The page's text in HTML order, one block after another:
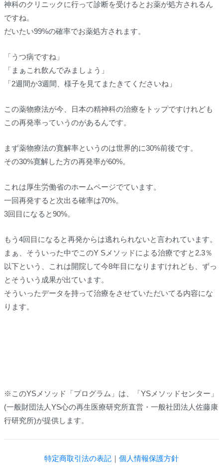
神科のクリニックに行って診断を受けるとお薬が処方されるん
ですね。
だいたい99%の確率でお薬処方されます。
「うつ病ですね」
「まぁこれ飲んでみましょう」
「2週間か3週間、様子を見てまたきてくださいね」
この薬物療法が今、日本の精神科の治療をトップですけれども
この再発率っていうのがあるんです。
まず薬物療法の寛解率というのは世界的に30%前後です。
その30%寛解した方の再発率が60%。
これは厚生労働省のホームページでています。
一回再発すると次出る確率は70%。
3回目になると90%。
もう4回目になると再発からは逃れられないと言われています。
まぁ、そういった中でこのY Sメソッドによる治療ですと2.3％
以下という、これは開院して今8年目になりますけれども、ずっ
とそういう成果が出ています。
そういったデータを持って治療をさせていただいてる内容にな
ります。
※このYSメソッド「プログラム」は、「YSメソッドセンター」
(一般財団法人YS心の再生医療研究所直営・一般社団法人佐藤康
行研究所)が提供します。
特定商取引法の表記 ｜ 個人情報保護方針